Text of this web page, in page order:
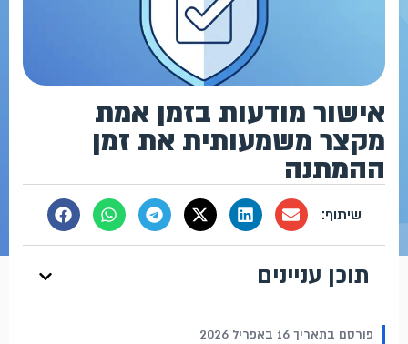
אישור מודעות בזמן אמת
מקצר משמעותית את זמן
ההמתנה
תוכן עניינים
פורסם בתאריך 16 באפריל 2026